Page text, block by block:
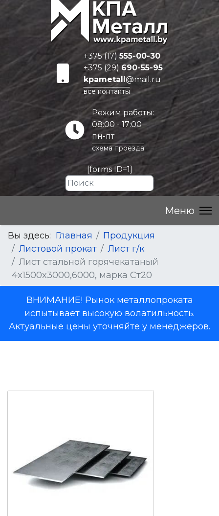
+375 (17)555-00-30
+375 (29) 690-55-95
kpametall@mail.ru
все контакты
Режим работы:
08:00 - 17:00
пн-пт
схема проезда
[forms ID=1]
Вы здесь: Главная
Продукция
Листовой прокат
Лист г/к
Лист стальной горячекатаный
4x1500x3000,6000, марка Ст20
ВНИМАНИЕ! Рынок металлопроката
испытывает высокую волатильность.
Актуальные цены уточняйте у менеджеров.